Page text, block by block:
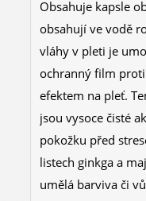
Obsahuje kapsle
obsahují ve vodě
vláhy v pleti je
ochranný film
efektem na pleť.
jsou vysoce čisté
pokožku před
listech ginkga a
umělá barviva či